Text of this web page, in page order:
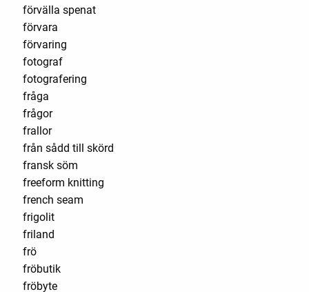
förvälla spenat
förvara
förvaring
fotograf
fotografering
fråga
frågor
frallor
från sådd till skörd
fransk söm
freeform knitting
french seam
frigolit
friland
frö
fröbutik
fröbyte